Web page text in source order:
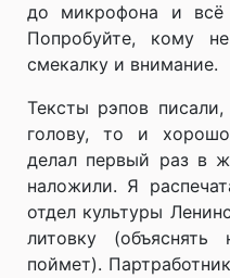
до микрофона и всё
Попробуйте, кому
смекалку и внимание.
Тексты рэпов
голову, то и
делал первый раз в
наложили. Я
отдел культуры
литовку
поймет).